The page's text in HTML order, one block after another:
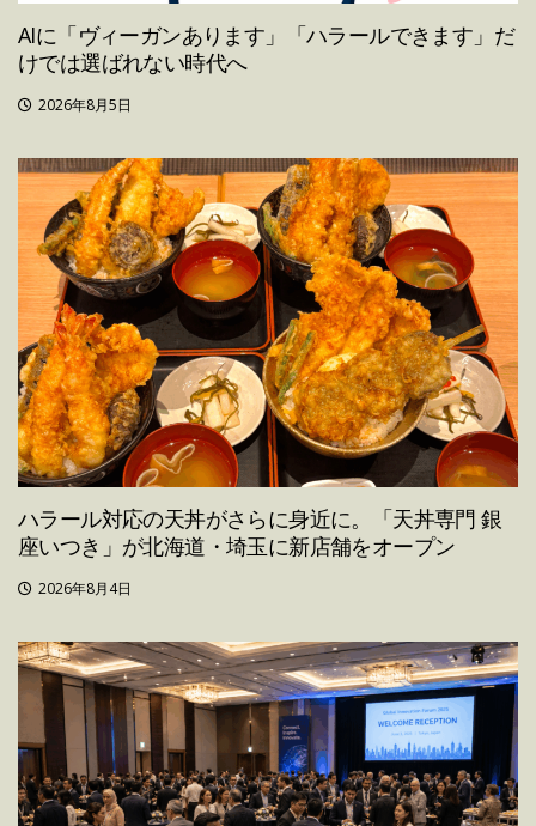
AIに「ヴィーガンあります」「ハラールできます」だ
けでは選ばれない時代へ
2026年8月5日
ハラール対応の天丼がさらに身近に。「天丼専門 銀
座いつき」が北海道・埼玉に新店舗をオープン
2026年8月4日